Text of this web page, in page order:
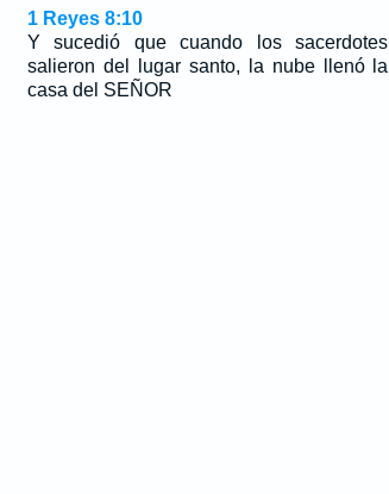
1 Reyes 8:10
Y sucedió que cuando los sacerdotes
salieron del lugar santo, la nube llenó la
casa del SEÑOR